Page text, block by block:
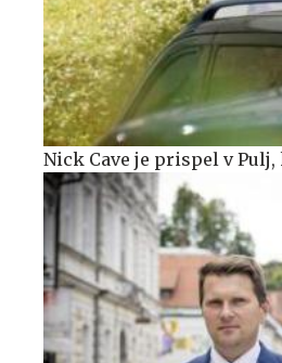
Nick Cave je prispel v